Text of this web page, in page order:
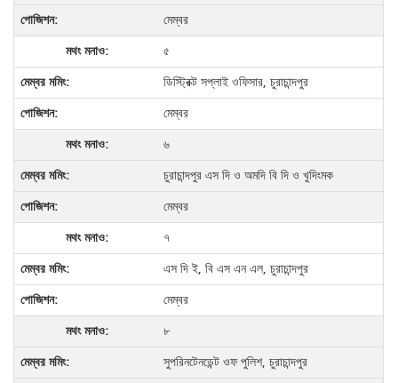
মেম্বর
৫
ডিস্ট্রিক্ট সপ্লাই ওফিসার, চুরাচান্দপুর
মেম্বর
৬
চুরাচান্দপুর এস দি ও অমদি বি দি ও খুদিংমক
মেম্বর
৭
এস দি ই, বি এস এন এল, চুরাচান্দপুর
মেম্বর
৮
সুপরিনটেনডেন্ট ওফ পুলিশ, চুরাচান্দপুর